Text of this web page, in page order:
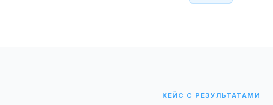
КЕЙС С РЕЗУЛЬТАТАМИ